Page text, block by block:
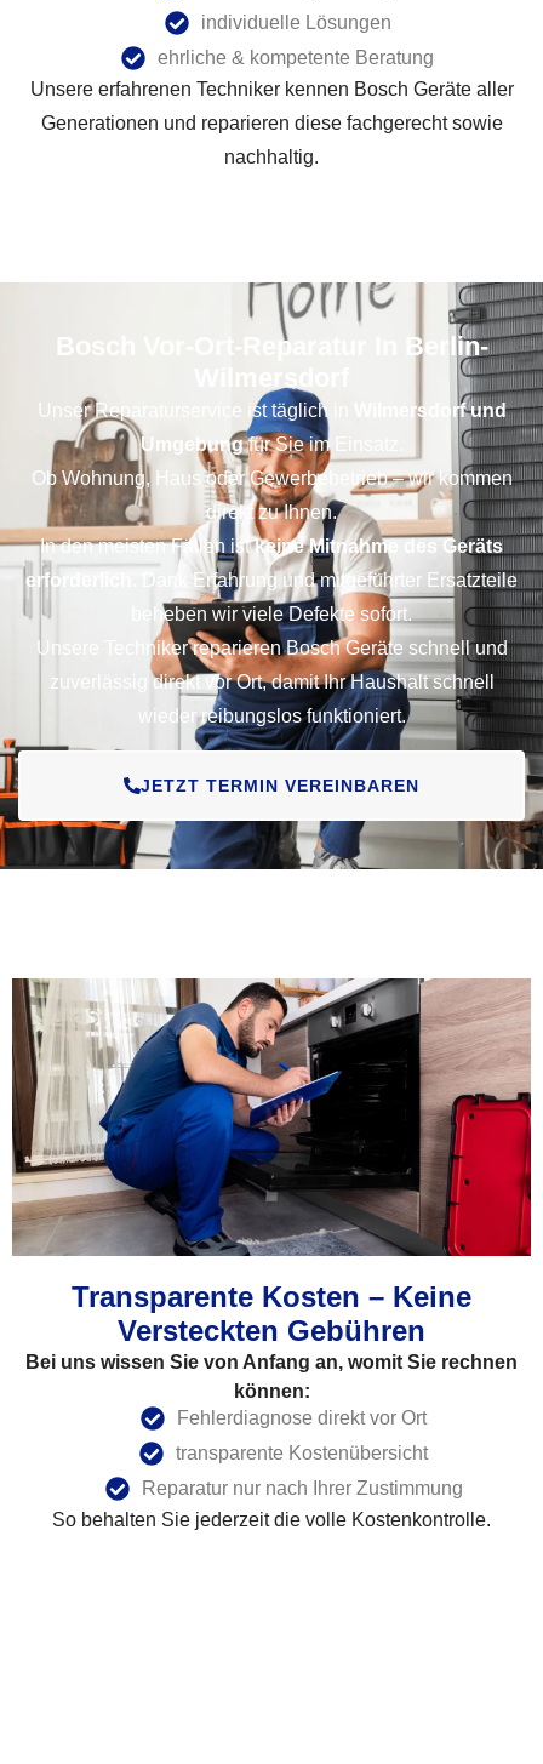
individuelle Lösungen
ehrliche & kompetente Beratung
Unsere erfahrenen Techniker kennen Bosch Geräte aller
Generationen und reparieren diese fachgerecht sowie
nachhaltig.
Bosch Vor-Ort-Reparatur In Berlin-
Unser Reparaturservice ist täglich in
Wilmersdorf und
Umgebungfür Sie im Einsatz.
Ob Wohnung, Haus oder Gewerbebetrieb – wir kommen
direkt zu Ihnen.
In den meisten Fällen istkeine Mitnahme des Geräts
erforderlich.
Dank Erfahrung und mitgeführter Ersatzteile
beheben wir viele Defekte sofort.
Unsere Techniker reparieren Bosch Geräte schnell und
zuverlässig direkt vor Ort, damit Ihr Haushalt schnell
wieder reibungslos funktioniert.
JETZT TERMIN VEREINBAREN
Transparente Kosten – Keine
Versteckten Gebühren
Bei uns wissen Sie von Anfang an, womit Sie rechnen
können:
Fehlerdiagnose direkt vor Ort
transparente Kostenübersicht
Reparatur nur nach Ihrer Zustimmung
So behalten Sie jederzeit die volle Kostenkontrolle.